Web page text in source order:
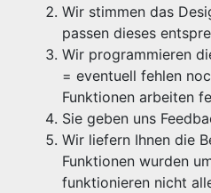
Wir stimmen das
passen dieses
Wir programmieren
= eventuell fehlen
Funktionen arbeiten
Sie geben uns
Wir liefern Ihnen die
Funktionen wurden
funktionieren nicht